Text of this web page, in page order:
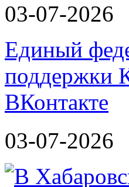
03-07-2026
Единый
поддержки
ВКонтакте
03-07-2026